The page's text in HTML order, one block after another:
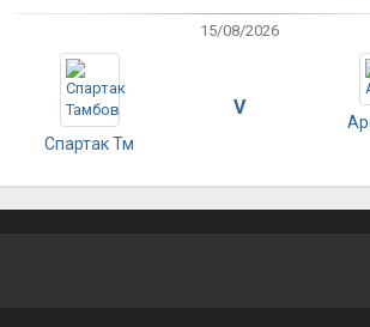
15/08/2026
Спартак Тм
V